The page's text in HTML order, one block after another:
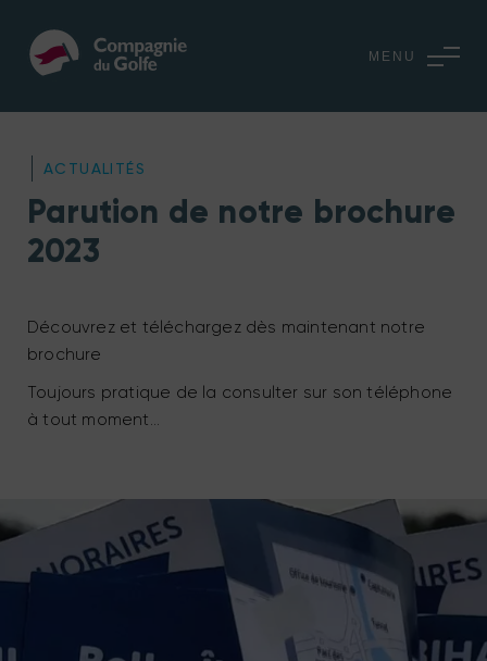
MENU
ACTUALITÉS
Parution de notre brochure
2023
Découvrez et téléchargez dès maintenant notre
brochure
Toujours pratique de la consulter sur son téléphone
à tout moment…